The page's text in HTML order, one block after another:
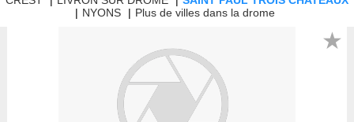
| NYONS | Plus de villes dans la drome
★